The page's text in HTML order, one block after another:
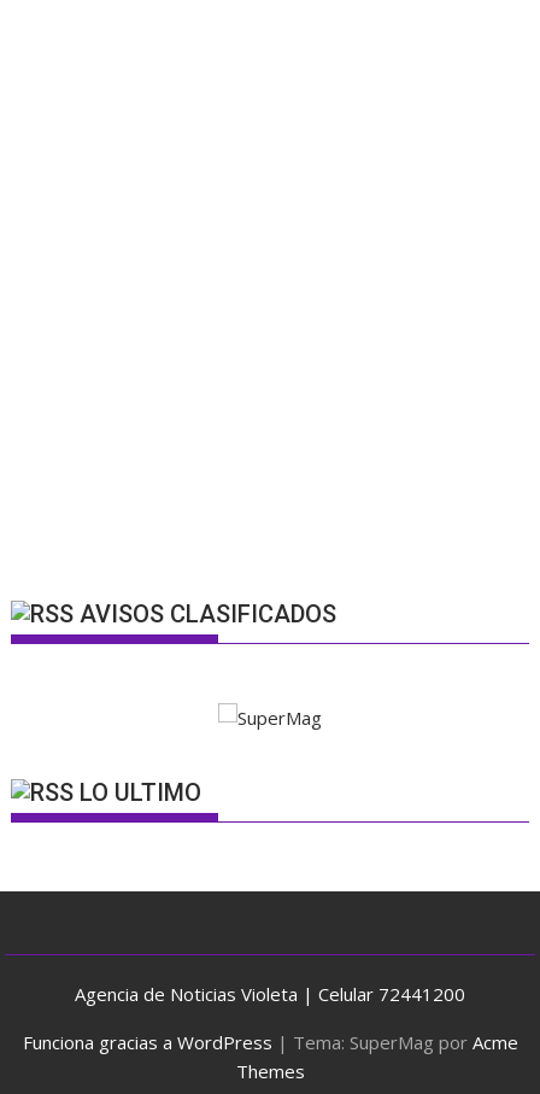
AVISOS CLASIFICADOS
LO ULTIMO
Agencia de Noticias Violeta | Celular 72441200
Funciona gracias a WordPress | Tema: SuperMag por Acme
Themes